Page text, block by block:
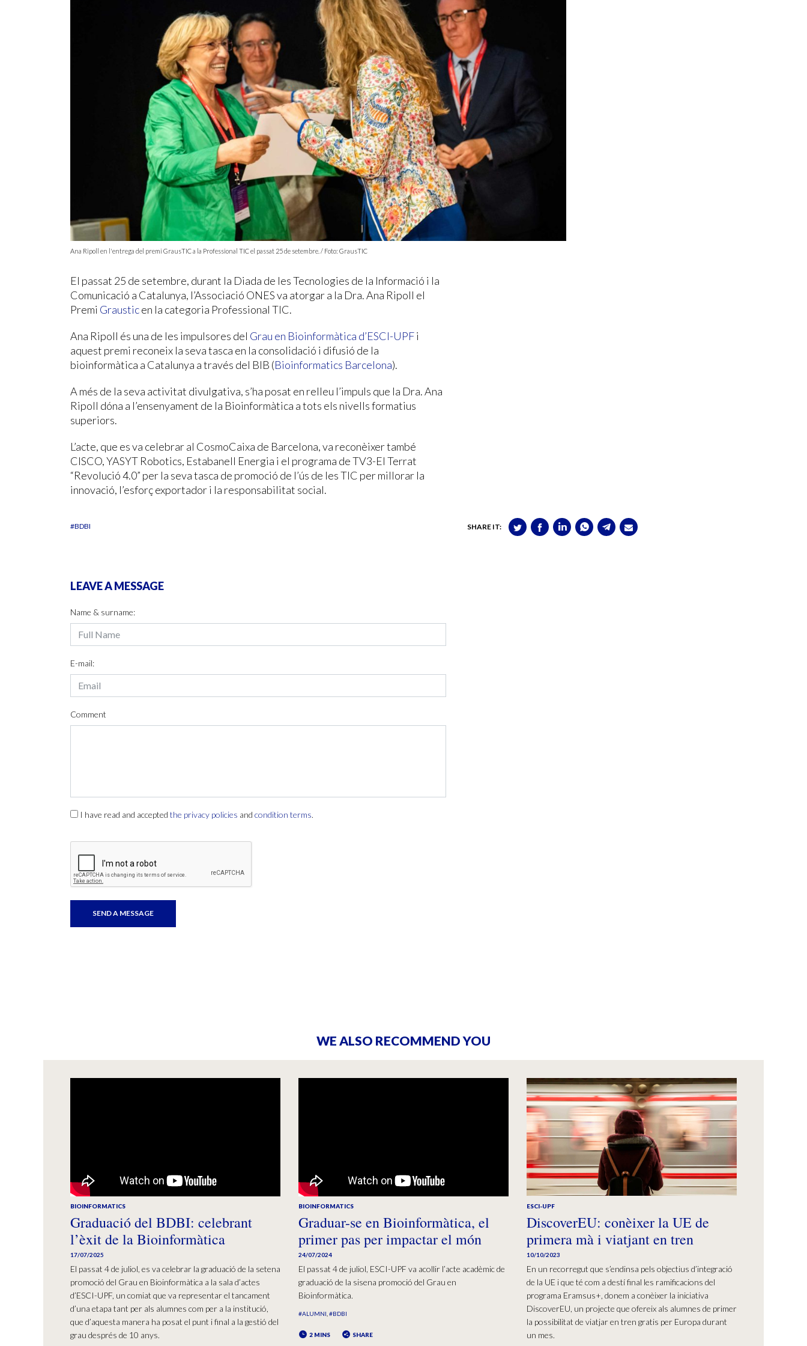
Ana Ripoll en l'entrega del premi GrausTIC a la Professional TIC el passat 25 de setembre. / Foto: GrausTIC
El passat 25 de setembre, durant la Diada de les Tecnologies de la Informació i la
Comunicació a Catalunya, l’Associació ONES va atorgar a la Dra. Ana Ripoll el
Premi Grausticen la categoria Professional TIC.
Ana Ripoll és una de les impulsores del Grau en Bioinformàtica d’ESCI-UPFi
aquest premi reconeix la seva tasca en la consolidació i difusió de la
bioinformàtica a Catalunya a través del BIB (Bioinformatics Barcelona).
A més de la seva activitat divulgativa, s’ha posat en relleu l’impuls que la Dra. Ana
Ripoll dóna a l’ensenyament de la Bioinformàtica a tots els nivells formatius
superiors.
L’acte, que es va celebrar al CosmoCaixa de Barcelona, va reconèixer també
CISCO, YASYT Robotics, Estabanell Energia i el programa de TV3-El Terrat
“Revolució 4.0” per la seva tasca de promoció de l’ús de les TIC per millorar la
innovació, l’esforç exportador i la responsabilitat social.
#BDBI SHARE IT:
LEAVE A MESSAGE
Name & surname:
E-mail:
Comment
I have read and accepted the privacy policies and condition terms.
WE ALSO RECOMMEND YOU
BIOINFORMATICS
Graduació del BDBI: celebrant
l’èxit de la Bioinformàtica
17/07/2025
El passat 4 de juliol, es va celebrar la graduació de la setena
promoció del Grau en Bioinformàtica a la sala d’actes
d’ESCI-UPF, un comiat que va representar el tancament
d’una etapa tant per als alumnes com per a la institució,
que d’aquesta manera ha posat el punt i final a la gestió del
grau després de 10 anys.
BIOINFORMATICS
Graduar-se en Bioinformàtica, el
primer pas per impactar el món
24/07/2024
El passat 4 de juliol, ESCI-UPF va acollir l’acte acadèmic de
graduació de la sisena promoció del Grau en
Bioinformàtica.
#ALUMNI #BDBI
2 MINS SHARE
ESCI-UPF
DiscoverEU: conèixer la UE de
primera mà i viatjant en tren
10/10/2023
En un recorregut que s’endinsa pels objectius d’integració
de la UE i que té com a destí final les ramificacions del
programa Eramsus+, donem a conèixer la iniciativa
DiscoverEU, un projecte que ofereix als alumnes de primer
la possibilitat de viatjar en tren gratis per Europa durant
un mes.